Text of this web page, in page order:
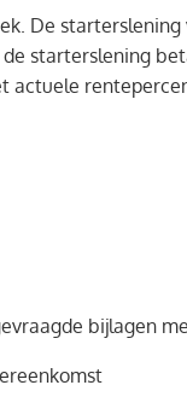
De
starterslening
actuele
bijlagen